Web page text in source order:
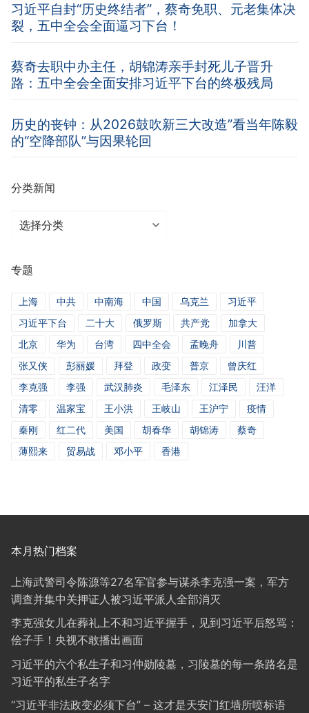
习近平自封“历史终结者”，蔡奇免职、元老集体决
裂，五中全会全面逼习下台！
蔡奇去职中办主任，胡锦涛亲手封死儿子晋升
路：五中全会全面安排习近平下台的终极残局
历史的丧钟：从2026鼓吹新三大改造”看当年陈毅
的“空降部队”与因果轮回
分类新闻
分
闻
专题
上海 中共 中南海 中国 乌克兰
习近平
习近平下台
二十大 俄罗斯 共产党
加拿大
北京
华为 台湾 四中全会 孟晚舟
川普
张又侠
彭丽媛 拜登 政变 普京
曾庆红
李克强
李强 武汉肺炎 毛泽东 江泽民
汪洋
清零
温家宝 王小洪 王岐山 王沪宁
疫情
秦刚
红二代 美国 胡春华 胡锦涛
蔡奇
薄熙来
贸易战 邓小平 香港
本月热门档案
上海武警司令陈源等27名军官参与谋杀李克强一案，军方
调查并集中关押证人被习近平派人全部消灭
李克强女儿在葬礼上不和习近平握手，见到习近平后怒骂：
侩子手！央视不敢播出画面
习近平的六个私生子和习仲勋陵墓，习陵墓的每一条路名是
习近平的私生子名字
“习近平非法政变必须下台” – 这才是天安门红墙所喷标语